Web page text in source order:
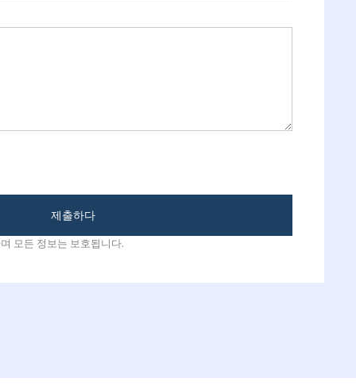
제출하다
모든 정보는 보호됩니다.